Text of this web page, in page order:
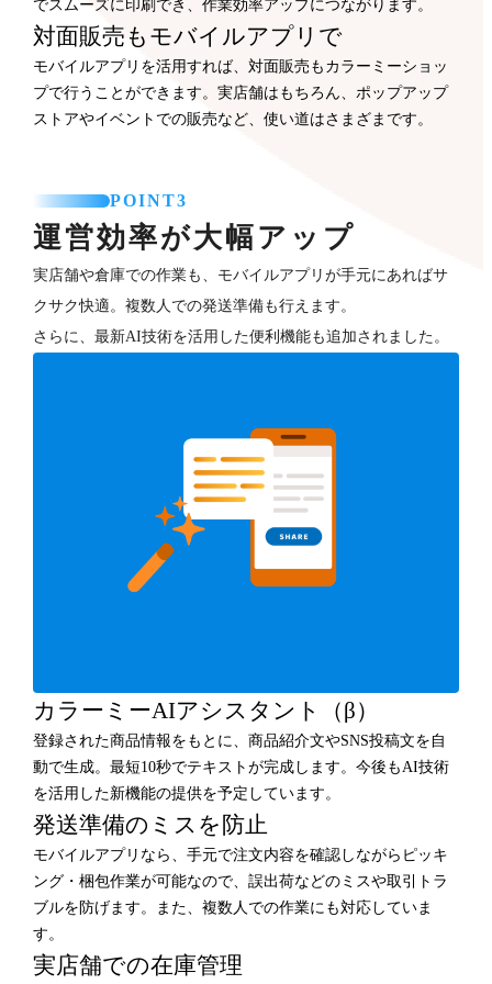
でスムーズに印刷でき、作業効率アップにつながります。
対面販売もモバイルアプリで
モバイルアプリを活用すれば、対面販売もカラーミーショッ
プで行うことができます。実店舗はもちろん、ポップアップ
ストアやイベントでの販売など、使い道はさまざまです。
POINT3
運営効率が大幅アップ
実店舗や倉庫での作業も、モバイルアプリが手元にあればサ
クサク快適。複数人での発送準備も行えます。
さらに、最新AI技術を活用した便利機能も追加されました。
カラーミーAIアシスタント（β）
登録された商品情報をもとに、商品紹介文やSNS投稿文を自
動で生成。最短10秒でテキストが完成します。今後もAI技術
を活用した新機能の提供を予定しています。
発送準備のミスを防止
モバイルアプリなら、手元で注文内容を確認しながらピッキ
ング・梱包作業が可能なので、誤出荷などのミスや取引トラ
ブルを防げます。また、複数人での作業にも対応していま
す。
実店舗での在庫管理